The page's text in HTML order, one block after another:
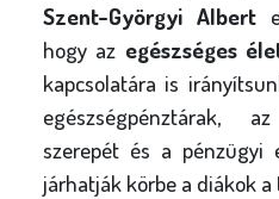
Szent-Györgyi Albert
hogy az egészséges
kapcsolatára is
egészségpénztárak,
szerepét és a pénzügyi
járhatják körbe a diákok